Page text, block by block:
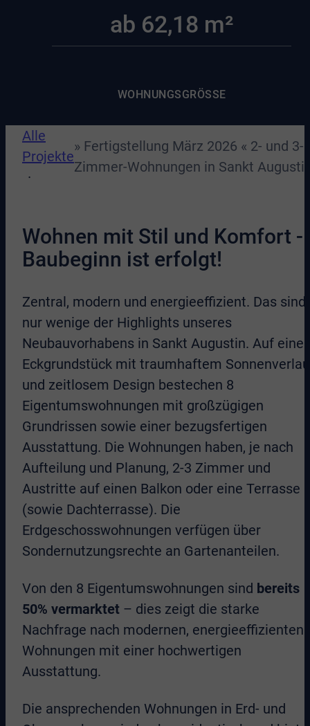
ab 62,18 m²
WOHNUNGSGRÖSSE
Alle
Projekte
» Fertigstellung März 2026 « 2- und 3-
Zimmer-Wohnungen in Sankt
Wohnen mit Stil und Komfort -
Baubeginn ist erfolgt!
Zentral, modern und energieeffizient. Das sind
nur wenige der Highlights unseres
Neubauvorhabens in Sankt Augustin. Auf
Eckgrundstück mit traumhaftem
und zeitlosem Design bestechen 8
Eigentumswohnungen mit großzügigen
Grundrissen sowie einer bezugsfertigen
Ausstattung. Die Wohnungen haben, je nach
Aufteilung und Planung, 2-3 Zimmer und
Austritte auf einen Balkon oder eine Terrasse
(sowie Dachterrasse). Die
Erdgeschosswohnungen verfügen über
Sondernutzungsrechte an Gartenanteilen.
Von den 8 Eigentumswohnungen sind bereits
50% vermarktet – dies zeigt die starke
Nachfrage nach modernen, energieeffizienten
Wohnungen mit einer hochwertigen
Ausstattung.
Die ansprechenden Wohnungen in Erd- und